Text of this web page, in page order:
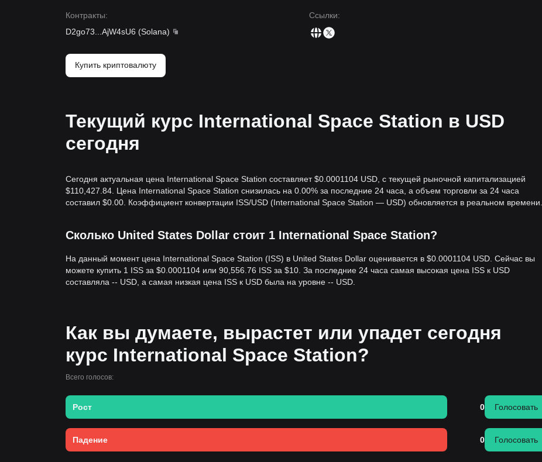
Контракты:
D2go73
AjW4sU6 (Solana)
Ссылки:
Купить криптовалюту
Текущий курс International Space Station в USD
сегодня
Сегодня актуальная цена International Space Station составляет $0.0001104 USD, с текущей рыночной капитализацией
$110,427.84. Цена International Space Station снизилась на 0.00% за последние 24 часа, а объем торговли за 24 часа
составил $0.00. Коэффициент конвертации ISS/USD (International Space Station — USD) обновляется в реальном времени.
Сколько United States Dollar стоит 1 International Space Station?
На данный момент цена International Space Station (ISS) в United States Dollar оценивается в $0.0001104 USD. Сейчас вы
можете купить 1 ISS за $0.0001104 или 90,556.76 ISS за $10. За последние 24 часа самая высокая цена ISS к USD
составляла -- USD, а самая низкая цена ISS к USD была на уровне -- USD.
Как вы думаете, вырастет или упадет сегодня
курс International Space Station?
Всего голосов:
Рост 0 Голосовать
Падение 0 Голосовать